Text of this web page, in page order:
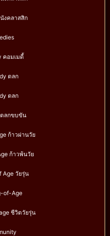
งคลาสสิก
คอมเมดี้
ตลก
ตลก
ลกขบขัน
ก้าวผ่านวัย
ก้าวพ้นวัย
Age วัยรุ่น
of-Age
ชีวิตวัยรุ่น